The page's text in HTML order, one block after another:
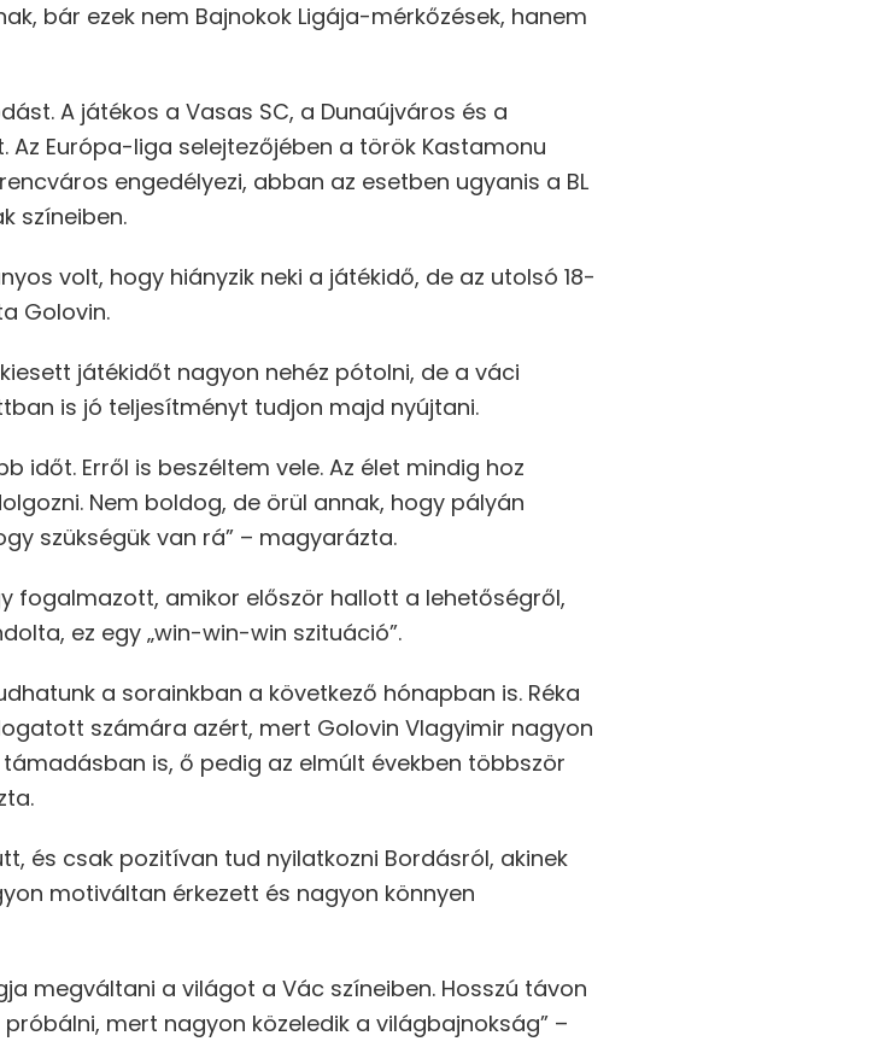
bár ezek nem Bajnokok Ligája-mérkőzések, hanem
A játékos a Vasas SC, a Dunaújváros és a
Az Európa-liga selejtezőjében a török Kastamonu
engedélyezi, abban az esetben ugyanis a BL
színeiben.
volt, hogy hiányzik neki a játékidő, de az utolsó 18-
Golovin.
játékidőt nagyon nehéz pótolni, de a váci
is jó teljesítményt tudjon majd nyújtani.
időt. Erről is beszéltem vele. Az élet mindig hoz
Nem boldog, de örül annak, hogy pályán
szükségük van rá” – magyarázta.
fogalmazott, amikor először hallott a lehetőségről,
ez egy „win-win-win szituáció”.
a sorainkban a következő hónapban is. Réka
számára azért, mert Golovin Vlagyimir nagyon
is, ő pedig az elmúlt években többször
és csak pozitívan tud nyilatkozni Bordásról, akinek
motiváltan érkezett és nagyon könnyen
megváltani a világot a Vác színeiben. Hosszú távon
mert nagyon közeledik a világbajnokság” –